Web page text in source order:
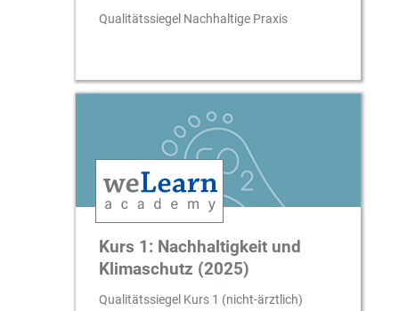
Qualitätssiegel Nachhaltige Praxis
Kurs 1: Nachhaltigkeit und
Klimaschutz (2025)
Qualitätssiegel Kurs 1 (nicht-ärztlich)